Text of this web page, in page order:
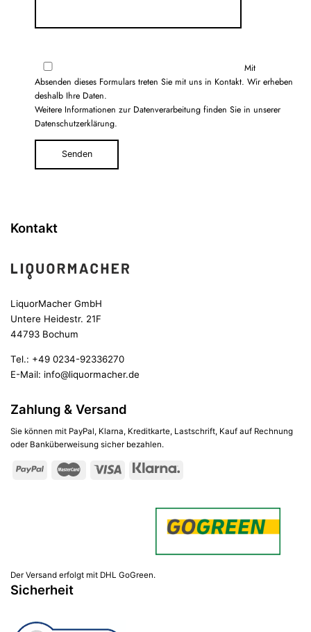
Mit
Absenden dieses Formulars treten Sie mit uns in Kontakt. Wir erheben
deshalb Ihre Daten.
Weitere Informationen zur Datenverarbeitung finden Sie in unserer
Datenschutzerklärung.
Kontakt
LiquorMacher GmbH
Untere Heidestr. 21F
44793 Bochum
Tel.: +49 0234-92336270
E-Mail: info@liquormacher.de
Zahlung & Versand
Sie können mit PayPal, Klarna, Kreditkarte, Lastschrift, Kauf auf Rechnung
oder Banküberweisung sicher bezahlen.
Der Versand erfolgt mit DHL GoGreen.
Sicherheit